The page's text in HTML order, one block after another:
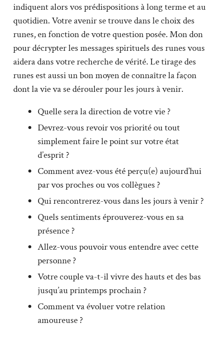
indiquent alors vos prédispositions à long terme et au
quotidien. Votre avenir se trouve dans le choix des
runes, en fonction de votre question posée. Mon don
pour décrypter les messages spirituels des runes vous
aidera dans votre recherche de vérité. Le tirage des
runes est aussi un bon moyen de connaître la façon
dont la vie va se dérouler pour les jours à venir.
Quelle sera la direction de votre vie ?
Devrez-vous revoir vos priorité ou tout
simplement faire le point sur votre état
d’esprit ?
Comment avez-vous été perçu(e) aujourd’hui
par vos proches ou vos collègues ?
Qui rencontrerez-vous dans les jours à venir ?
Quels sentiments éprouverez-vous en sa
présence ?
Allez-vous pouvoir vous entendre avec cette
personne ?
Votre couple va-t-il vivre des hauts et des bas
jusqu’au printemps prochain ?
Comment va évoluer votre relation
amoureuse ?